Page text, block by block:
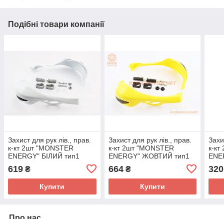
Подібні товари компанії
Захист для рук лів., прав.
к-кт 2шт "MONSTER
ENERGY" БІЛИЙ тип1
619 ₴
Купити
Захист для рук лів., прав.
к-кт 2шт "MONSTER
ENERGY" ЖОВТИЙ тип1
664₴
Купити
к-
320